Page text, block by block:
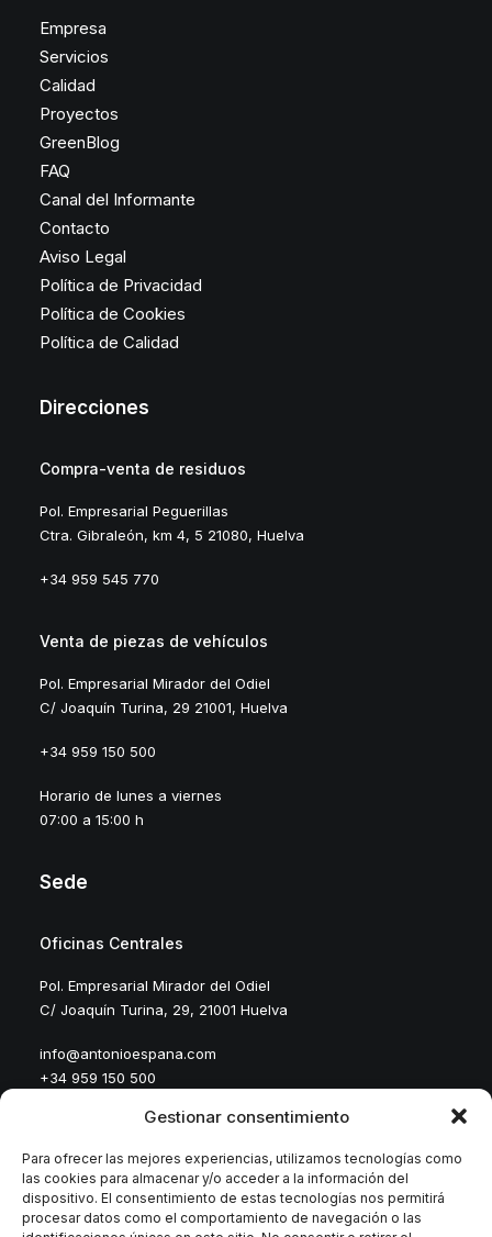
Gestionar consentimiento
Para ofrecer las mejores experiencias, utilizamos tecnologías como
las cookies para almacenar y/o acceder a la información del
dispositivo. El consentimiento de estas tecnologías nos permitirá
procesar datos como el comportamiento de navegación o las
Empresa
Servicios
Calidad
Proyectos
GreenBlog
FAQ
Canal del Informante
Contacto
Aviso Legal
Política de Privacidad
Política de Cookies
Política de Calidad
Direcciones
Compra-venta de residuos
Pol. Empresarial Peguerillas
Ctra. Gibraleón, km 4, 5 21080, Huelva
+34 959 545 770
Venta de piezas de vehículos
Pol. Empresarial Mirador del Odiel
C/ Joaquín Turina, 29 21001, Huelva
+34 959 150 500
Horario de lunes a viernes
07:00 a 15:00 h
Sede
Oficinas Centrales
Pol. Empresarial Mirador del Odiel
C/ Joaquín Turina, 29, 21001 Huelva
info@antonioespana.com
+34 959 150 500